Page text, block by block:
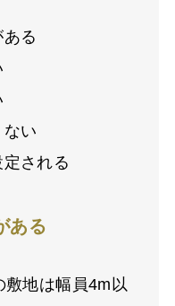
る
ない
される
ある
敷地は幅員4m以